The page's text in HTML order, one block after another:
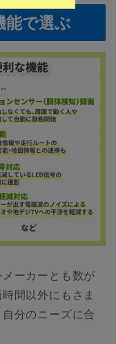
能で選ぶ
ーカーとも数が
間以外にもさま
分のニーズに合